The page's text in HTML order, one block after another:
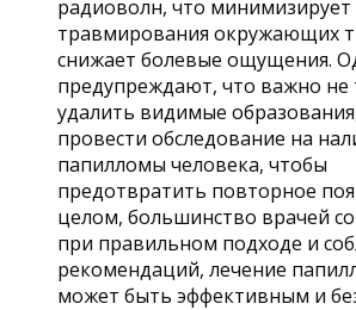
радиоволн, что минимизирует
травмирования окружающих
снижает болевые ощущения.
предупреждают, что важно не
удалить видимые
провести обследование на
папилломы человека, чтобы
предотвратить повторное
целом, большинство врачей
при правильном подходе и
рекомендаций, лечение
может быть эффективным и